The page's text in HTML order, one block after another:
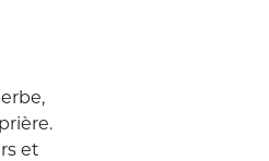
et